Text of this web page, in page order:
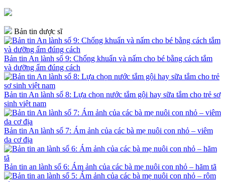
Bản tin dược sĩ
Bản tin An lành số 9: Chống khuẩn và nấm cho bé bằng cách tắm
và dưỡng ẩm đúng cách
Bản tin An lành số 8: Lựa chọn nước tắm gội hay sữa tắm cho trẻ sơ
sinh việt nam
Bản tin An lành số 7: Ám ảnh của các bà mẹ nuôi con nhỏ – viêm
da cơ địa
Bản tin an lành số 6: Ám ảnh của các bà mẹ nuôi con nhỏ – hăm tã